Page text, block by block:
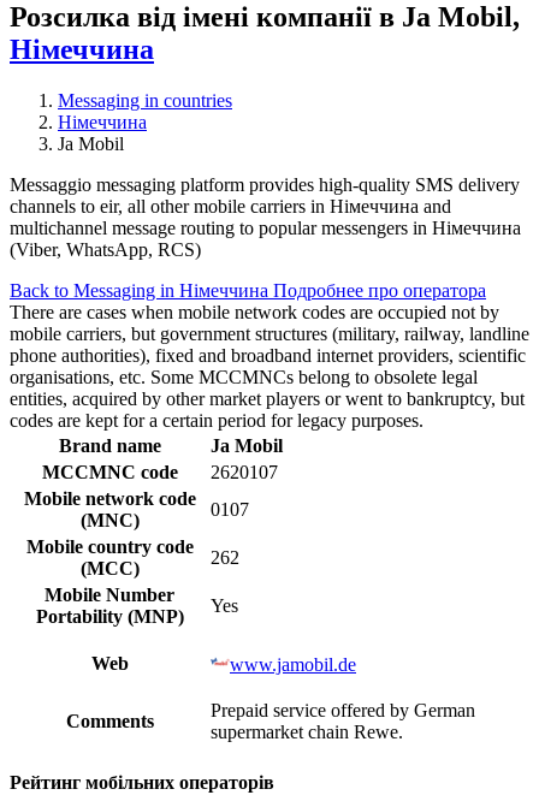
Розсилка від імені компанії в Ja Mobil,
Німеччина
Messaging in countries
Німеччина
Ja Mobil
Messaggio messaging platform provides high-quality SMS delivery
channels to eir, all other mobile carriers in Німеччина and
multichannel message routing to popular messengers in Німеччина
(Viber, WhatsApp, RCS)
Back to Messaging in Німеччина Подробнее про оператора
There are cases when mobile network codes are occupied not by
mobile carriers, but government structures (military, railway, landline
phone authorities), fixed and broadband internet providers, scientific
organisations, etc. Some MCCMNCs belong to obsolete legal
entities, acquired by other market players or went to bankruptcy, but
codes are kept for a certain period for legacy purposes.
Brand name
Ja Mobil
MCCMNC code
2620107
Mobile network code
(MNC)
0107
Mobile country code
(MCC)
262
Mobile Number
Portability (MNP)
Yes
Web www.jamobil.de
Comments
Prepaid service offered by German
supermarket chain Rewe.
Рейтинг мобільних операторів